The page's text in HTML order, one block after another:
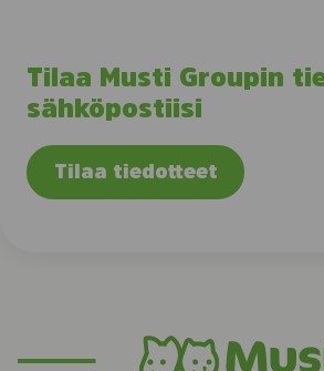
Tilaa Musti Groupin
sähköpostiisi
Tilaa tiedotteet